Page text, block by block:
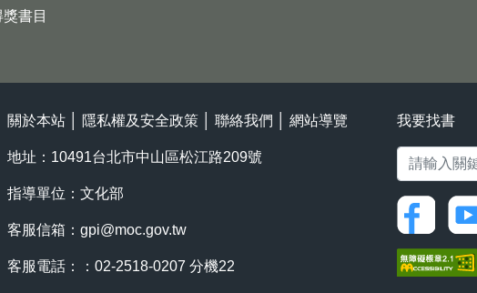
獎書目
關於本站 隱私權及安全政策 聯絡我們 網站導覽
地址：10491台北市中山區松江路209號
指導單位：文化部
客服信箱： gpi@moc.gov.tw
客服電話：：02-2518-0207 分機22
我要找書